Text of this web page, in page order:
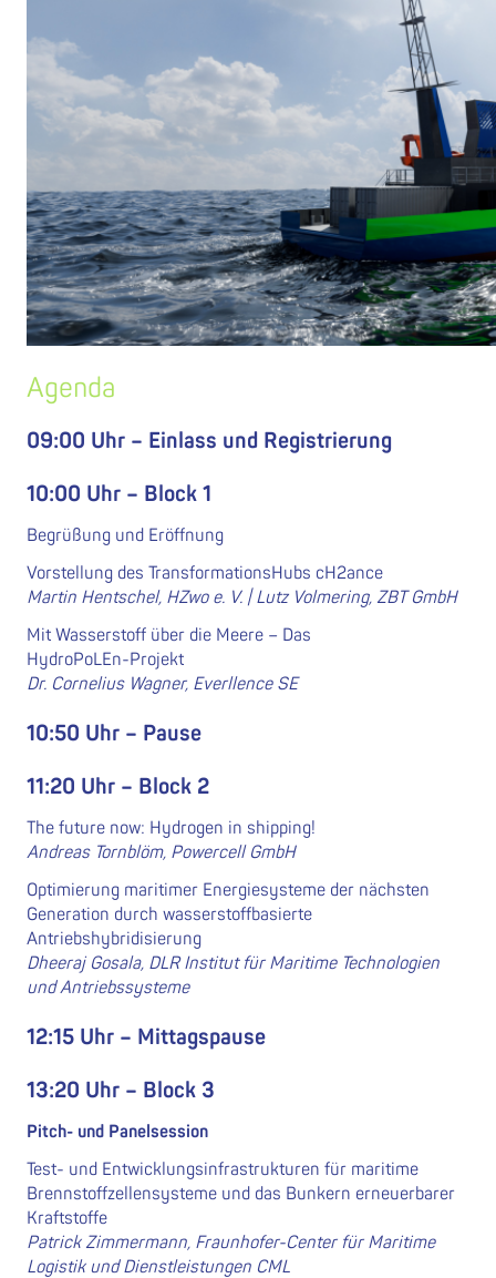
Agenda
09:00 Uhr – Einlass und Registrierung
10:00 Uhr – Block 1
Begrüßung und Eröffnung
Vorstellung des TransformationsHubs cH2ance
Martin Hentschel, HZwo e. V. | Lutz Volmering, ZBT GmbH
Mit Wasserstoff über die Meere – Das
HydroPoLEn‑Projekt
Dr. Cornelius Wagner, Everllence SE
10:50 Uhr – Pause
11:20 Uhr – Block 2
The future now: Hydrogen in shipping!
Andreas Tornblöm, Powercell GmbH
Optimierung maritimer Energiesysteme der nächsten
Generation durch wasserstoffbasierte
Antriebshybridisierung
Dheeraj Gosala, DLR Institut für Maritime Technologien
und Antriebssysteme
12:15 Uhr – Mittagspause
13:20 Uhr – Block 3
Pitch- und Panelsession
Test- und Entwicklungsinfrastrukturen für maritime
Brennstoffzellensysteme und das Bunkern erneuerbarer
Kraftstoffe
Patrick Zimmermann, Fraunhofer-Center für Maritime
Logistik und Dienstleistungen CML